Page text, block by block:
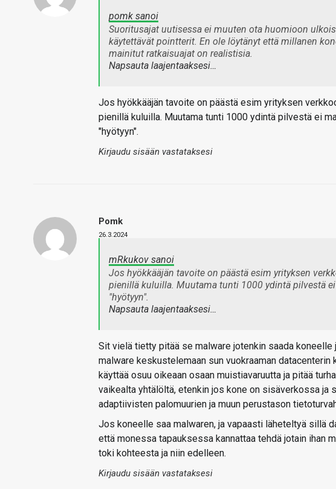
pomk sanoi
Suoritusajat uutisessa ei muuten ota huomioon
käytettävät pointterit. En ole löytänyt että millanen
mainitut ratkaisuajat on realistisia.
Napsauta laajentaaksesi…
Jos hyökkääjän tavoite on päästä esim yrityksen
pienillä kuluilla. Muutama tunti 1000 ydintä pilvestä ei
"hyötyyn".
Kirjaudu sisään vastataksesi
Pomk
26.3.2024
mRkukov sanoi
Jos hyökkääjän tavoite on päästä esim yrityksen
pienillä kuluilla. Muutama tunti 1000 ydintä pilvestä
"hyötyyn".
Napsauta laajentaaksesi…
Sit vielä tietty pitää se malware jotenkin saada
malware keskustelemaan sun vuokraaman
käyttää osuu oikeaan osaan muistiavaruutta ja pitää
vaikealta yhtälöltä, etenkin jos kone on sisäverkossa
adaptiivisten palomuurien ja muun perustason
Jos koneelle saa malwaren, ja vapaasti läheteltyä sillä
että monessa tapauksessa kannattaa tehdä jotain ihan
toki kohteesta ja niin edelleen.
Kirjaudu sisään vastataksesi